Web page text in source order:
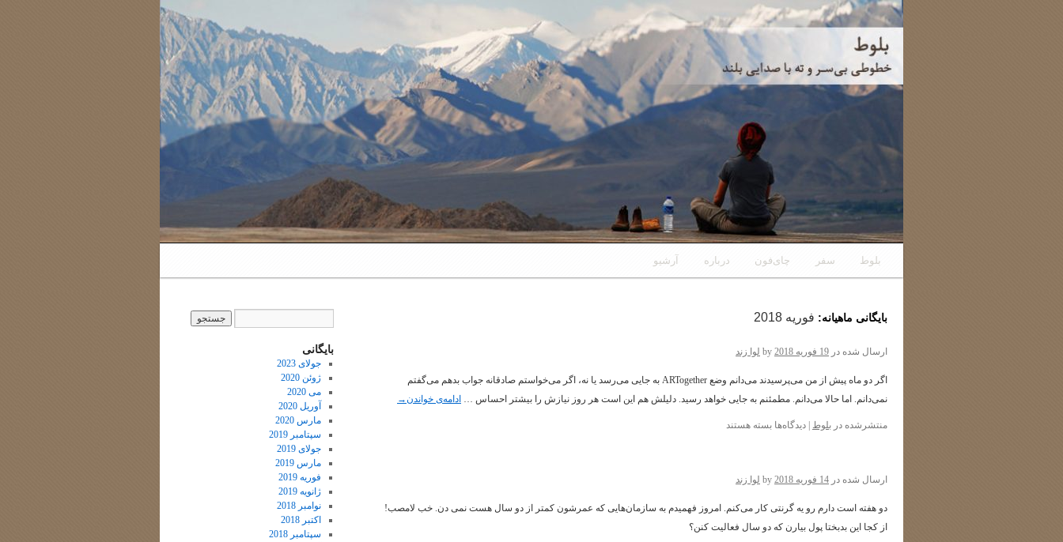
رفتن
نوشته‌ها
بلوط سفر چای‌فون درباره آرشیو
بایگانی ماهیانه: فوریه 2018
ارسال شده در 19 فوریه 2018 by لوا زند
اگر دو ماه پیش از من می‌پرسیدند می‌دانم وضع ARTogether به جایی می‌رسد یا نه، اگر می‌خواستم صادقانه جواب بدهم می‌گفتم
نمی‌دانم. اما حالا می‌دانم. مطمئنم به جایی خواهد رسید. دلیلش هم این است هر روز نیازش را بیشتر احساس … ادامه‌ی خواندن→
منتشرشده در بلوط دیدگاه‌ها برای
بسته هستند
ارسال شده در 14 فوریه 2018 by لوا زند
دو هفته است دارم رو یه گرنتی کار می‌کنم. امروز فهمیدم به سازما‌ن‌هایی که عمرشون کمتر از دو سال هست نمی دن. خب لامصب‌!
از کجا این بدبختا پول بیارن که دو سال فعالیت کنن؟
بایگانی
جولای 2023
ژوئن 2020
می 2020
آوریل 2020
مارس 2020
سپتامبر 2019
جولای 2019
مارس 2019
فوریه 2019
ژانویه 2019
نوامبر 2018
اکتبر 2018
سپتامبر 2018